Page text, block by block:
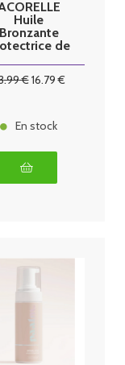
Huile
Bronzante
de
.99€16.79€
En stock